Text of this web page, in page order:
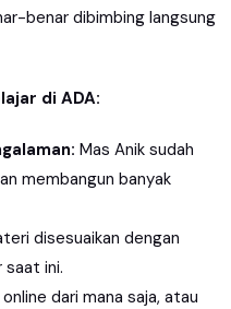
benar dibimbing langsung
di ADA:
Mas Anik sudah
membangun banyak
disesuaikan dengan
saat ini.
dari mana saja, atau